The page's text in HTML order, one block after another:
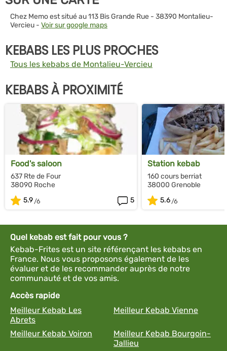
Chez Memo est situé au 113 Bis Grande Rue - 38390 Montalieu-
Vercieu - Voir sur google maps
KEBABS LES PLUS PROCHES
Tous les kebabs de Montalieu-Vercieu
KEBABS À PROXIMITÉ
Food's saloon
637 Rte de Four
38090 Roche
5.9
5
Station kebab
160 cours berriat
38000 Grenoble
5.6
Quel kebab est fait pour vous ?
Kebab-Frites est un site référençant les kebabs en
France. Nous vous proposons également de les
évaluer et de les recommander auprès de notre
communauté et de vos amis.
Accès rapide
Meilleur Kebab Les
Abrets
Meilleur Kebab Vienne
Meilleur Kebab Voiron
Meilleur Kebab Bourgoin-
Jallieu